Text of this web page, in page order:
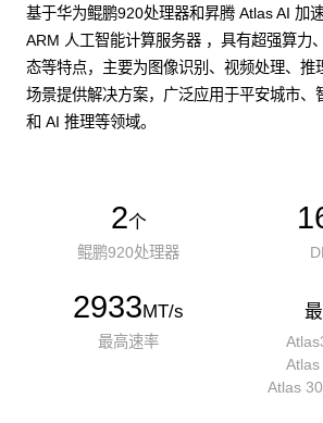
基于华为鲲鹏920处理器和昇腾 Atlas AI 加
ARM 人工智能计算服务器 ，具有超强算力
态等特点，主要为图像识别、视频处理、推
场景提供解决方案，广泛应用于平安城市、
和 AI 推理等领域。
2个
鲲鹏920处理器
2933MT/s
最高速率
Atlas